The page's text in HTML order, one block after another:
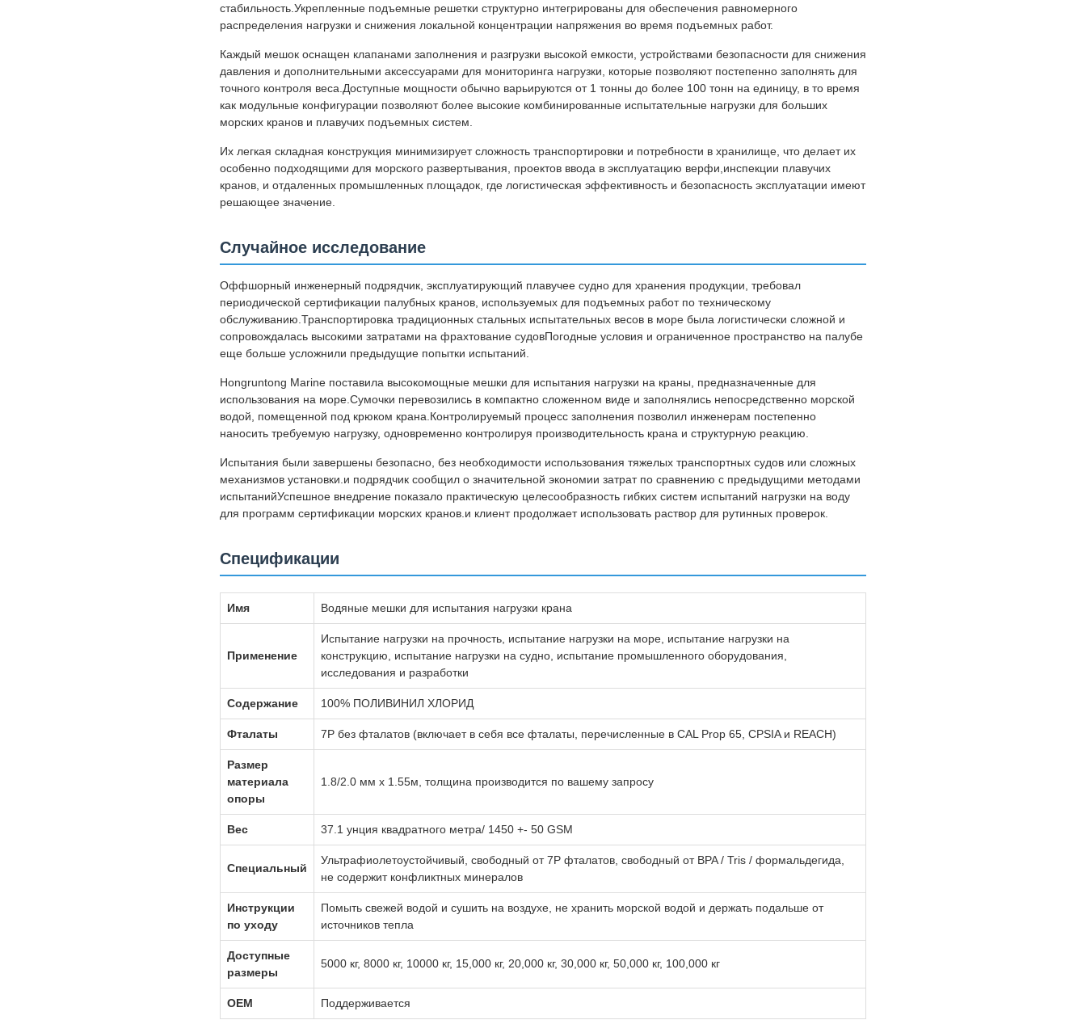
стабильность.Укрепленные подъемные решетки структурно интегрированы для обеспечения равномерного
распределения нагрузки и снижения локальной концентрации напряжения во время подъемных работ.
Каждый мешок оснащен клапанами заполнения и разгрузки высокой емкости, устройствами безопасности для снижения
давления и дополнительными аксессуарами для мониторинга нагрузки, которые позволяют постепенно заполнять для
точного контроля веса.Доступные мощности обычно варьируются от 1 тонны до более 100 тонн на единицу, в то время
как модульные конфигурации позволяют более высокие комбинированные испытательные нагрузки для больших
морских кранов и плавучих подъемных систем.
Их легкая складная конструкция минимизирует сложность транспортировки и потребности в хранилище, что делает их
особенно подходящими для морского развертывания, проектов ввода в эксплуатацию верфи,инспекции плавучих
кранов, и отдаленных промышленных площадок, где логистическая эффективность и безопасность эксплуатации имеют
решающее значение.
Случайное исследование
Оффшорный инженерный подрядчик, эксплуатирующий плавучее судно для хранения продукции, требовал
периодической сертификации палубных кранов, используемых для подъемных работ по техническому
обслуживанию.Транспортировка традиционных стальных испытательных весов в море была логистически сложной и
сопровождалась высокими затратами на фрахтование судовПогодные условия и ограниченное пространство на палубе
еще больше усложнили предыдущие попытки испытаний.
Hongruntong Marine поставила высокомощные мешки для испытания нагрузки на краны, предназначенные для
использования на море.Сумочки перевозились в компактно сложенном виде и заполнялись непосредственно морской
водой, помещенной под крюком крана.Контролируемый процесс заполнения позволил инженерам постепенно
наносить требуемую нагрузку, одновременно контролируя производительность крана и структурную реакцию.
Испытания были завершены безопасно, без необходимости использования тяжелых транспортных судов или сложных
механизмов установки.и подрядчик сообщил о значительной экономии затрат по сравнению с предыдущими методами
испытанийУспешное внедрение показало практическую целесообразность гибких систем испытаний нагрузки на воду
для программ сертификации морских кранов.и клиент продолжает использовать раствор для рутинных проверок.
Спецификации
Имя Водяные мешки для испытания нагрузки крана
Применение
Испытание нагрузки на прочность, испытание нагрузки на море, испытание нагрузки на
конструкцию, испытание нагрузки на судно, испытание промышленного оборудования,
исследования и разработки
Содержание 100% ПОЛИВИНИЛ ХЛОРИД
Фталаты 7P без фталатов (включает в себя все фталаты, перечисленные в CAL Prop 65, CPSIA и REACH)
Размер
материала
опоры
1.8/2.0 мм х 1.55м, толщина производится по вашему запросу
Вес 37.1 унция квадратного метра/ 1450 +- 50 GSM
Специальный
Ультрафиолетоустойчивый, свободный от 7P фталатов, свободный от BPA / Tris / формальдегида,
не содержит конфликтных минералов
Инструкции
по уходу
Помыть свежей водой и сушить на воздухе, не хранить морской водой и держать подальше от
источников тепла
Доступные
размеры
5000 кг, 8000 кг, 10000 кг, 15,000 кг, 20,000 кг, 30,000 кг, 50,000 кг, 100,000 кг
OEM Поддерживается